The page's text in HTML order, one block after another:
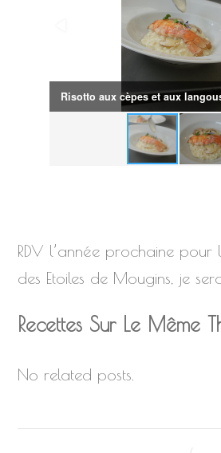
Risotto aux cèpes et aux
RDV l’année prochaine
des Etoiles de Mougins, je
Recettes Sur Le Même
No related posts.